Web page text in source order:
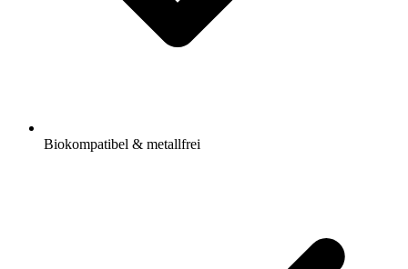
Biokompatibel & metallfrei